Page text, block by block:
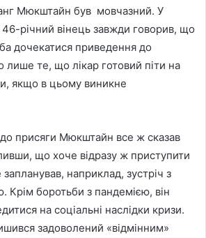
Мюкштайн був мовчазний. У
46-річний вінець завжди говорив, що
дочекатися приведення до
лише те, що лікар готовий піти на
якщо в цьому виникне
присяги Мюкштайн все ж сказав
що хоче відразу ж приступити
наприклад, зустріч з
Крім боротьби з пандемією, він
на соціальні наслідки кризи.
задоволений «відмінним»